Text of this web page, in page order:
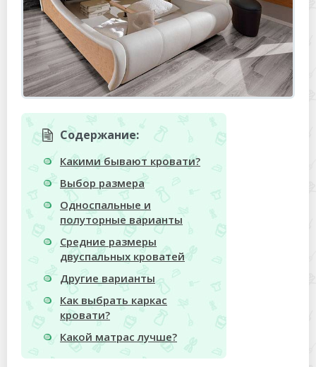
Содержание:
Какими бывают кровати?
Выбор размера
Односпальные и
полуторные варианты
Средние размеры
двуспальных кроватей
Другие варианты
Как выбрать каркас
кровати?
Какой матрас лучше?